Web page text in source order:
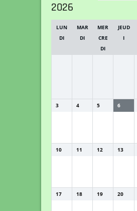
2026
LUN
DI
MAR
DI
MER
CRE
DI
JEUD
I
3 4 5 6
10 11 12 13
17 18 19 20